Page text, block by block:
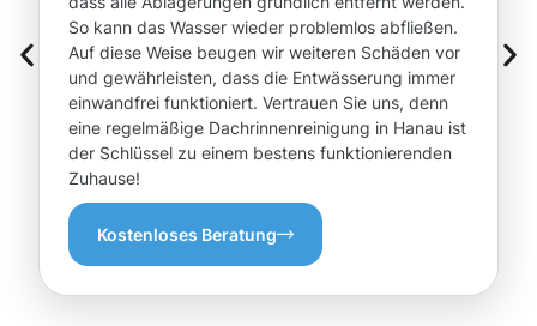
So kann das Wasser wieder problemlos abfließen.
Auf diese Weise beugen wir weiteren Schäden vor
und gewährleisten, dass die Entwässerung immer
einwandfrei funktioniert. Vertrauen Sie uns, denn
eine regelmäßige Dachrinnenreinigung in Hanau ist
der Schlüssel zu einem bestens funktionierenden
Zuhause!
Kostenloses Beratung